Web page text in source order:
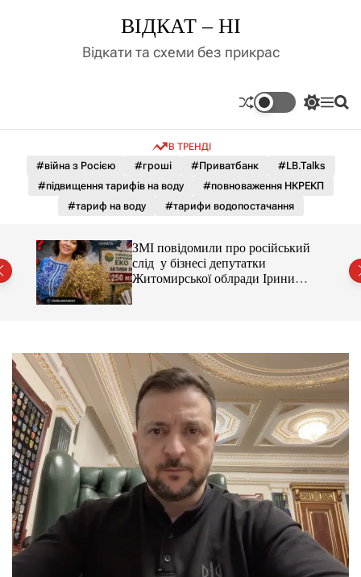
д
у
ВІДКАТ – НІ
Відкати та схеми без прикрас
П
м
к
а
о
о
г
о
р
ж
и
м
у
М П
В ТРЕНДІ
#війна з Росією #гроші #Приватбанк
#LB.Talks
#підвищення тарифів на воду
#повноваження НКРЕКП
#тариф на воду
#тарифи водопостачання
ЗМІ повідомили про російський
слід у бізнесі депутатки
Житомирської облради Ірини